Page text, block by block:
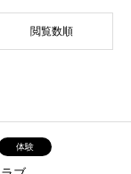
閲覧数順
体験